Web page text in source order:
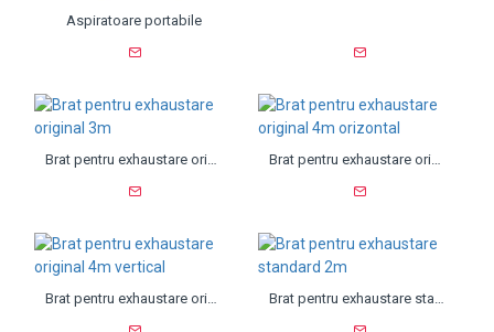
Aspiratoare portabile
Brat pentru exhaustare original 3m Brat pentru exhaustare original 4m orizontal
Brat pentru exhaustare original 4m vertical Brat pentru exhaustare standard 2m